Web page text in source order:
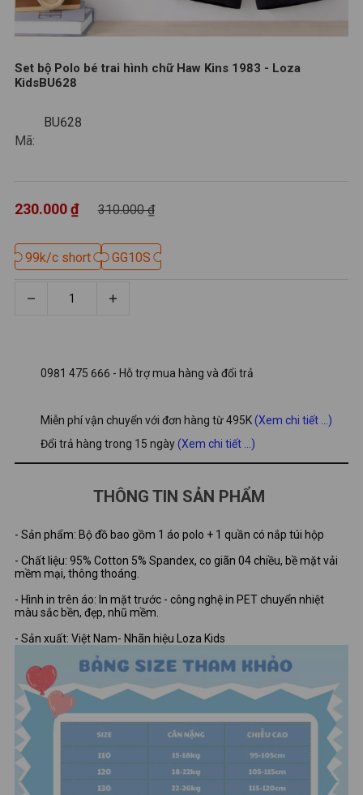
Set bộ Polo bé trai hình chữ Haw Kins 1983 - Loza
KidsBU628
Mã:
310.000 ₫
230.000 ₫
0981 475 666 - Hỗ trợ mua hàng và đổi trả
Miễn phí vận chuyển với đơn hàng từ 495K(Xem chi tiết ...)
Đổi trả hàng trong 15 ngày(Xem chi tiết ...)
BU628
99k/c short
99k/c short GG10S
GG10S
THÔNG TIN SẢN PHẨM
- Sản phẩm: Bộ đồ bao gồm 1 áo polo + 1 quần có nắp túi hộp
- Chất liệu: 95% Cotton 5% Spandex, co giãn 04 chiều, bề mặt vải
mềm mại, thông thoáng.
- Hình in trên áo: In mặt trước - công nghệ in PET chuyển nhiệt
màu sắc bền, đẹp, nhũ mềm.
- Sản xuất: Việt Nam- Nhãn hiệu Loza Kids